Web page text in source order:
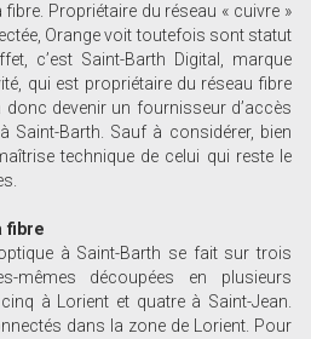
fibre. Propriétaire du réseau « cuivre »
Orange voit toutefois sont statut
c’est Saint-Barth Digital, marque
qui est propriétaire du réseau fibre
donc devenir un fournisseur d’accès
Saint-Barth. Sauf à considérer, bien
technique de celui qui reste le
fibre
à Saint-Barth se fait sur trois
mêmes découpées en plusieurs
à Lorient et quatre à Saint-Jean.
dans la zone de Lorient. Pour